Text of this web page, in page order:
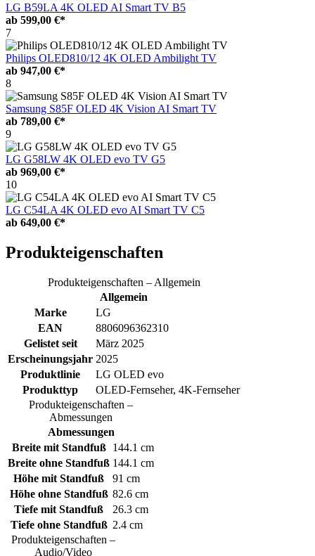
LG B59LA 4K OLED AI Smart TV B5
ab 599,00 €*
7
Philips OLED810/12 4K OLED Ambilight TV
ab 947,00 €*
8
Samsung S85F OLED 4K Vision AI Smart TV
ab 789,00 €*
9
LG G58LW 4K OLED evo TV G5
ab 969,00 €*
10
LG C54LA 4K OLED evo AI Smart TV C5
ab 649,00 €*
Produkteigenschaften
Produkteigenschaften – Allgemein
Allgemein
Marke
LG
EAN
8806096362310
Gelistet seit
März 2025
Erscheinungsjahr 2025
Produktlinie
LG OLED evo
Produkttyp
OLED-Fernseher, 4K-Fernseher
Produkteigenschaften –
Abmessungen
Abmessungen
Breite mit Standfuß
144.1 cm
Breite ohne Standfuß 144.1 cm
Höhe mit Standfuß
91 cm
Höhe ohne Standfuß 82.6 cm
Tiefe mit Standfuß
26.3 cm
Tiefe ohne Standfuß 2.4 cm
Produkteigenschaften –
Audio/Video